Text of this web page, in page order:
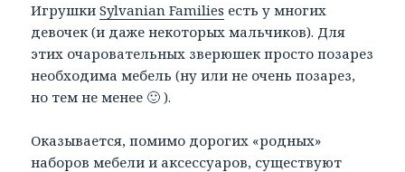
ИгрушкиSylvanian Families есть у многих
девочек (и даже некоторых мальчиков). Для
этих очаровательных зверюшек просто позарез
необходима мебель (ну или не очень позарез,
но тем не менее 🙂 ).
Оказывается, помимо дорогих «родных»
наборов мебели и аксессуаров, существуют